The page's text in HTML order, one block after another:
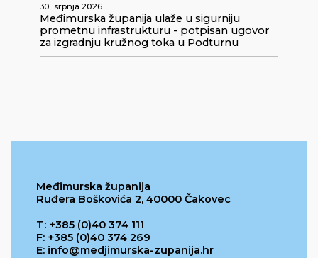
30. srpnja 2026.
Međimurska županija ulaže u sigurniju
prometnu infrastrukturu - potpisan ugovor
za izgradnju kružnog toka u Podturnu
Međimurska županija
Ruđera Boškovića 2, 40000 Čakovec
T: +385 (0)40 374 111
F: +385 (0)40 374 269
E: info@medjimurska-zupanija.hr